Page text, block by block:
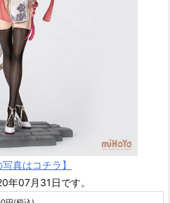
写真はコチラ】
年07月31日です。